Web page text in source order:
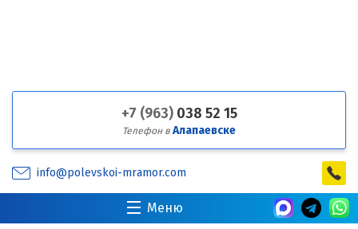
+7 (963) 038 52 15
Телефон в Алапаевске
info@polevskoi-mramor.com
Меню